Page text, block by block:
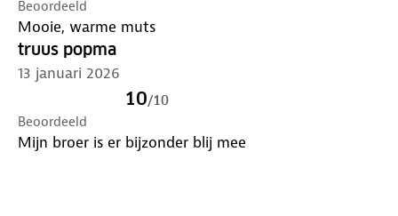
Beoordeeld
Mooie, warme muts
truus popma
13 januari 2026
10/10
Beoordeeld
Mijn broer is er bijzonder blij mee